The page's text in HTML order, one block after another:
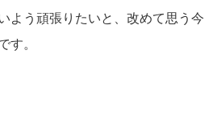
よう頑張りたいと、改めて思う今
す。